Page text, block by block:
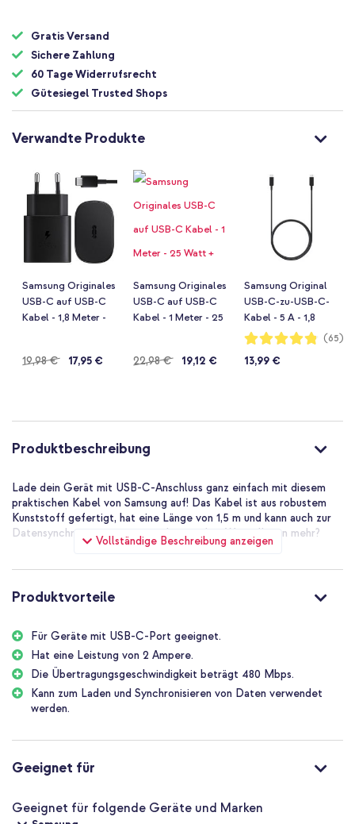
Gratis Versand
Sichere Zahlung
60 Tage Widerrufsrecht
Gütesiegel Trusted Shops
Verwandte Produkte
Samsung Originales
USB-C auf USB-C
Kabel - 1,8 Meter -
Adapter USB-C
Regulärer
19,98 € 17,95 €
Samsung Originales
USB-C auf USB-C
Kabel - 1 Meter - 25
USB-C Ladegerät -
Regulärer
22,98 € 19,12 €
Samsung Original
USB-C-zu-USB-C-
Kabel - 5 A - 1,8
Meter - Schwarz
Bewertung:
96%
(65)
13,99 €
Produktbeschreibung
Vollständige Beschreibung anzeigen
Lade dein Gerät mit USB-C-Anschluss ganz einfach mit diesem
praktischen Kabel von Samsung auf! Das Kabel ist aus robustem
Kunststoff gefertigt, hat eine Länge von 1,5 m und kann auch zur
Datensynchronisierung verwendet werden. Was will man mehr?
Produktvorteile
Für Geräte mit USB-C-Port geeignet.
Hat eine Leistung von 2 Ampere.
Die Übertragungsgeschwindigkeit beträgt 480 Mbps.
Kann zum Laden und Synchronisieren von Daten verwendet
werden.
Geeignet für
Geeignet für folgende Geräte und Marken